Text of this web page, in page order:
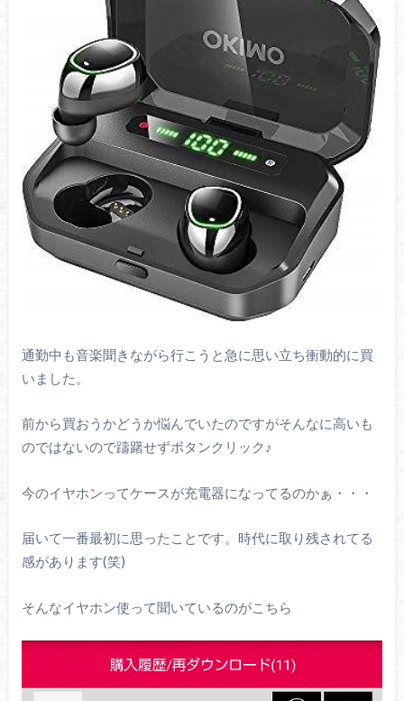
通勤中も音楽聞きながら行こうと急に思い立ち衝動的に買
いました。
前から買おうかどうか悩んでいたのですがそんなに高いも
のではないので躊躇せずボタンクリック♪
今のイヤホンってケースが充電器になってるのかぁ・・・
届いて一番最初に思ったことです。時代に取り残されてる
感があります(笑)
そんなイヤホン使って聞いているのがこちら